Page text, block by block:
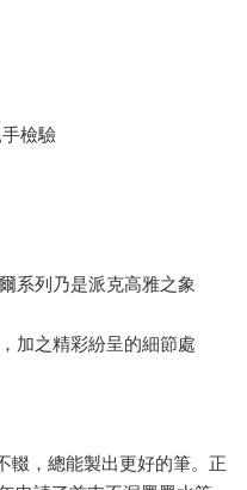
檢驗
系列乃是派克高雅之象
加之精彩紛呈的細節處
輟，總能製出更好的筆。正